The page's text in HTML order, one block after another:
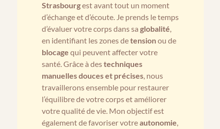
Strasbourgest avant tout un moment
d’échange et d’écoute. Je prends le temps
d’évaluer votre corps dans saglobalité,
en identifiant les zones detensionou de
blocage qui peuvent affecter votre
santé. Grâce à destechniques
manuelles douces et précises, nous
travaillerons ensemble pour restaurer
l’équilibre de votre corps et améliorer
votre qualité de vie. Mon objectif est
également de favoriser votreautonomie,